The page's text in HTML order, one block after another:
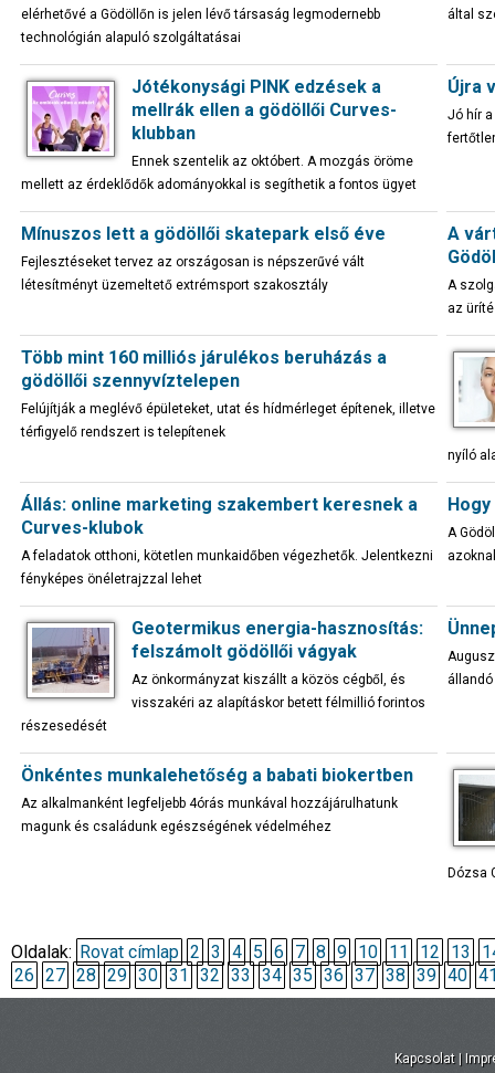
elérhetővé a Gödöllőn is jelen lévő társaság legmodernebb
technológián alapuló szolgáltatásai
által
Jótékonysági PINK edzések a
mellrák ellen a gödöllői Curves-
klubban
Ennek szentelik az októbert. A mozgás öröme
mellett az érdeklődők adományokkal is segíthetik a fontos ügyet
Újra
Jó hír
Mínuszos lett a gödöllői skatepark első éve
Fejlesztéseket tervez az országosan is népszerűvé vált
létesítményt üzemeltető extrémsport szakosztály
A
A
az
Több mint 160 milliós járulékos beruházás a
gödöllői szennyvíztelepen
Felújítják a meglévő épületeket, utat és hídmérleget építenek, illetve
térfigyelő rendszert is telepítenek
nyíló
Állás: online marketing szakembert keresnek a
Curves-klubok
A feladatok otthoni, kötetlen munkaidőben végezhetők. Jelentkezni
fényképes önéletrajzzal lehet
A
Geotermikus energia-hasznosítás:
felszámolt gödöllői vágyak
Az önkormányzat kiszállt a közös cégből, és
visszakéri az alapításkor betett félmillió forintos
részesedését
Önkéntes munkalehetőség a babati biokertben
Az alkalmanként legfeljebb 4órás munkával hozzájárulhatunk
magunk és családunk egészségének védelméhez
Dózsa
Oldalak: Rovat címlap 2 3 4 5 6 7 8 9 10 11 12 13
26 27 28 29 30 31 32 33 34 35 36 37 38 39 40
Kapcsolat |